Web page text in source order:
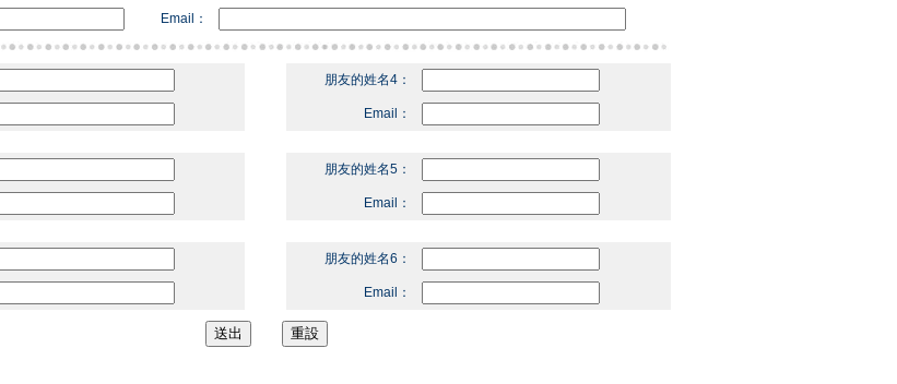
Email：
朋友的姓名4：
Email：
朋友的姓名5：
Email：
朋友的姓名6：
Email：